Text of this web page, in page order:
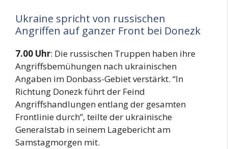
Ukraine spricht von russischen
Angriffen auf ganzer Front bei Donezk
7.00 Uhr: Die russischen Truppen haben ihre
Angriffsbemühungen nach ukrainischen
Angaben im Donbass-Gebiet verstärkt. “In
Richtung Donezk führt der Feind
Angriffshandlungen entlang der gesamten
Frontlinie durch”, teilte der ukrainische
Generalstab in seinem Lagebericht am
Samstagmorgen mit.